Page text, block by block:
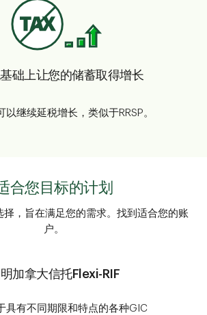
础上让您的储蓄取得增长
以继续延税增长，类似于RRSP。
合您目标的计划
择，旨在满足您的需求。找到适合您的账
户。
加拿大信托Flexi-RIF
具有不同期限和特点的各种GIC